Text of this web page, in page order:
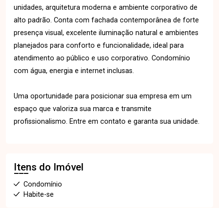
unidades, arquitetura moderna e ambiente corporativo de
alto padrão. Conta com fachada contemporânea de forte
presença visual, excelente iluminação natural e ambientes
planejados para conforto e funcionalidade, ideal para
atendimento ao público e uso corporativo. Condomínio
com água, energia e internet inclusas.
Uma oportunidade para posicionar sua empresa em um
espaço que valoriza sua marca e transmite
profissionalismo. Entre em contato e garanta sua unidade.
Itens do Imóvel
Condomínio
Habite-se